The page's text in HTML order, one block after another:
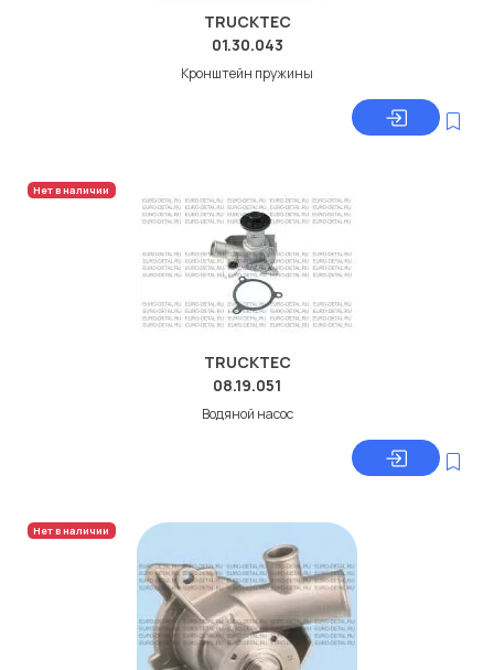
TRUCKTEC
01.30.043
Кронштейн пружины
Нет в наличии
TRUCKTEC
08.19.051
Водяной насос
Нет в наличии